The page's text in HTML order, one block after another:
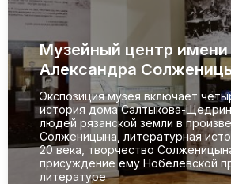
Музейный центр имени
Александра
Экспозиция музея включает
история дома Салтыкова-
людей рязанской земли в
Солженицына, литературная
20 века, творчество
присуждение ему Нобелевской
литературе